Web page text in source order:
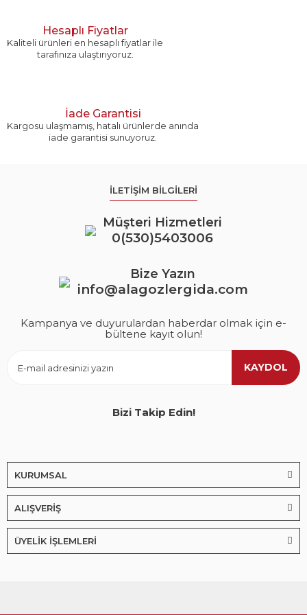
Hesaplı Fiyatlar
Kaliteli ürünleri en hesaplı fiyatlar ile
tarafınıza ulaştırıyoruz.
İade Garantisi
Kargosu ulaşmamış, hatalı ürünlerde anında
iade garantisi sunuyoruz.
İLETİŞİM BİLGİLERİ
Müşteri Hizmetleri
0(530)5403006
Bize Yazın
info@alagozlergida.com
Kampanya ve duyurulardan haberdar olmak için e-
bültene kayıt olun!
KAYDOL
Bizi Takip Edin!
KURUMSAL
ALIŞVERİŞ
ÜYELİK İŞLEMLERİ